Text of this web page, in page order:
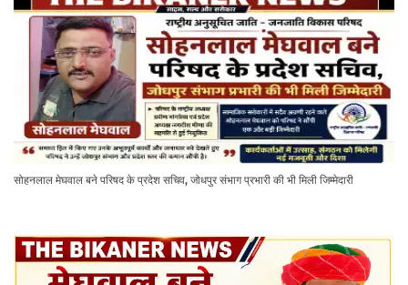
सोहनलाल मेघवाल बने परिषद के प्रदेश सचिव, जोधपुर संभाग प्रभारी की भी मिली जिम्मेदारी